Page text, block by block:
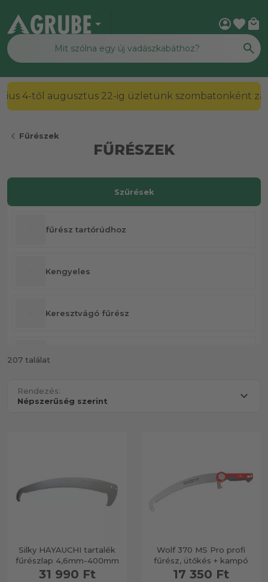
arrow_drop_down account_circlefavorite local_mall
2026. július 4-től augusztus 22-ig üzletünk
chevron_left Fűrészek
FŰRÉSZEK
fűrész tartórúdhoz
Kengyeles
Keresztvágó fűrész
Kiegészítők
Tartalék fűrészlap
207 találat
Rendezés:
Silky HAYAUCHI tartalék
fűrészlap 4,6mm-400mm
31 990 Ft
Wolf 370 MS Pro profi
fűrész, ütőkés + kampó
17 350 Ft
Szűrések